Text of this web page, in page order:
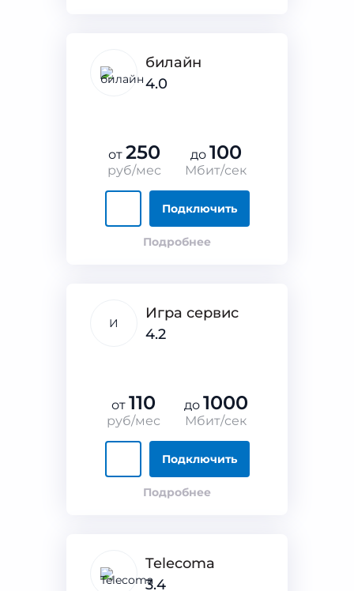
билайн
4.0
от 250
руб/мес
до 100
Мбит/сек
Подключить
Подробнее
И
Игра сервис
4.2
от 110
руб/мес
до 1000
Мбит/сек
Подключить
Подробнее
Telecoma
3.4